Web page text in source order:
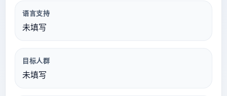
语言支持
未填写
目标人群
未填写